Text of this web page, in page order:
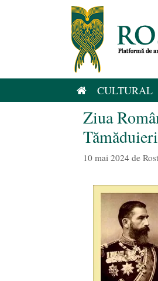
CULTURAL
Ziua
10 mai 2024 de